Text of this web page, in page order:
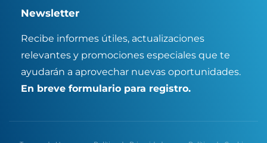
Newsletter
Recibe informes útiles, actualizaciones
relevantes y promociones especiales que te
ayudarán a aprovechar nuevas oportunidades.
En breve formulario para registro.